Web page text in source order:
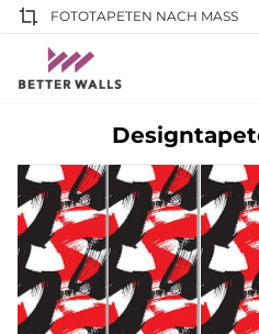
FOTOTAPETEN NACH MASS